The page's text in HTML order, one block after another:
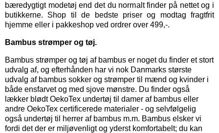
bæredygtigt modetøj end det du normalt finder på nettet og i
butikkerne. Shop til de bedste priser og modtag fragtfrit
hjemme eller i pakkeshop ved ordrer over 499,-.
Bambus strømper og tøj.
Bambus strømper og tøj af bambus er noget du finder et stort
udvalg af, og efterhånden har vi nok Danmarks største
udvalg af bambus sokker og strømper til mænd og kvinder i
både ensfarvet og med sjove mønstre. Du finder også
lækker blødt OekoTex undertøj til damer af bambus eller
andre OekoTex certificerede materialer - og selvfølgelig
også undertøj til herrer af bambus m.m. Bambus elsker vi
fordi det der er miljøvenligt og yderst komfortabelt; du kan